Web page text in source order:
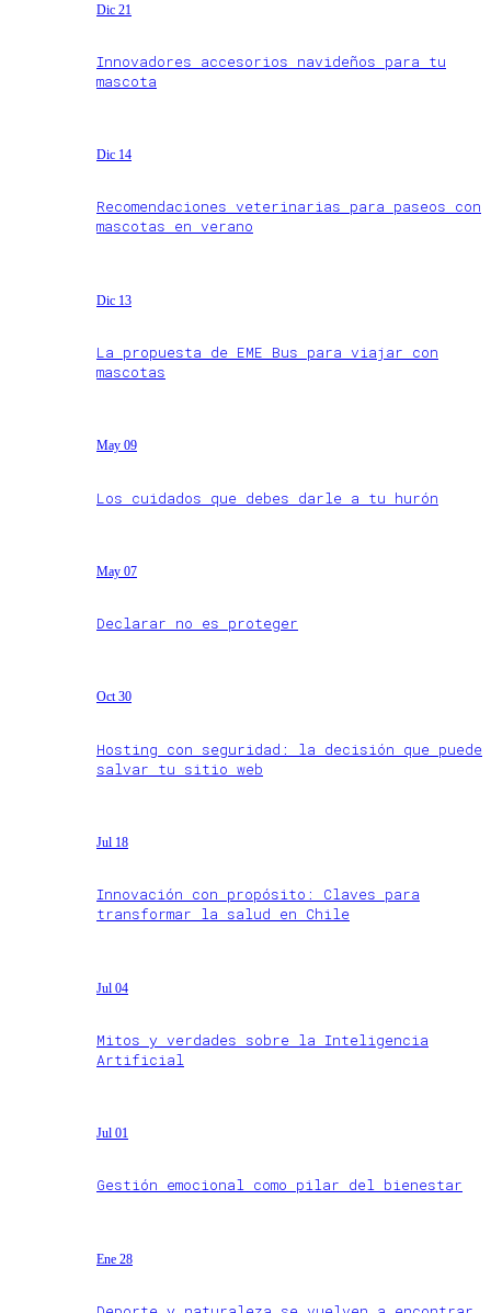
Dic 21
Innovadores accesorios navideños para tu
mascota
Dic 14
Recomendaciones veterinarias para paseos con
mascotas en verano
Dic 13
La propuesta de EME Bus para viajar con
mascotas
May 09
Los cuidados que debes darle a tu hurón
May 07
Declarar no es proteger
Oct 30
Hosting con seguridad: la decisión que puede
salvar tu sitio web
Jul 18
Innovación con propósito: Claves para
transformar la salud en Chile
Jul 04
Mitos y verdades sobre la Inteligencia
Artificial
Jul 01
Gestión emocional como pilar del bienestar
Ene 28